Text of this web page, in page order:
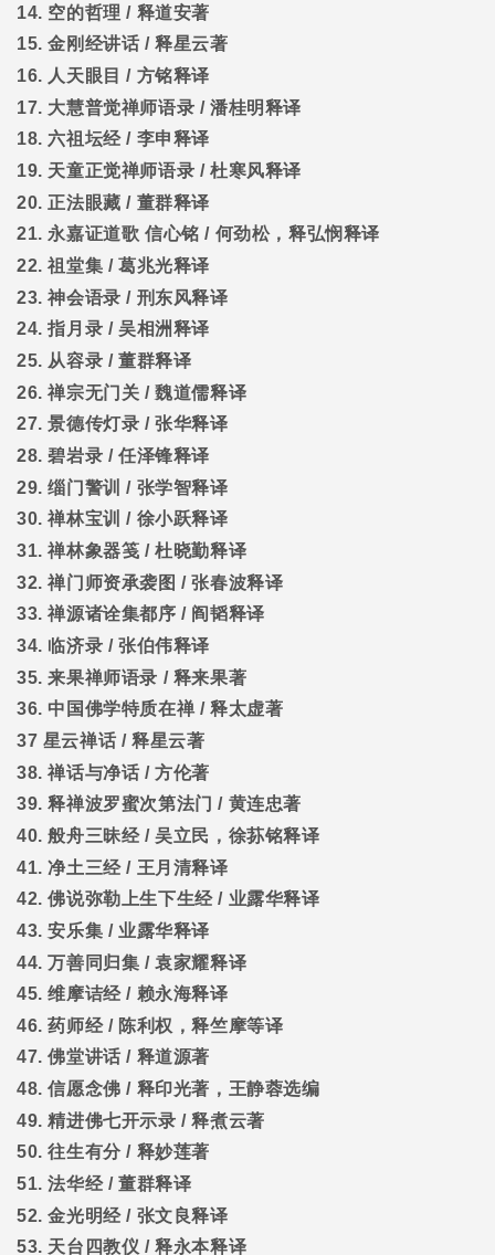
14. 空的哲理 / 释道安著
15.金刚经讲话 /释星云著
16. 人天眼目 / 方铭释译
17. 大慧普觉禅师语录 /潘桂明释译
18. 六祖坛经/ 李申释译
19. 天童正觉禅师语录 /杜寒风释译
20. 正法眼藏 / 董群释译
21.永嘉证道歌 信心铭 / 何劲松，释弘悯释译
22.祖堂集 /葛兆光释译
23.神会语录 / 刑东风释译
24.指月录 /吴相洲释译
25. 从容录 /董群释译
26.禅宗无门关 /魏道儒释译
27.景德传灯录 /张华释译
28.碧岩录 /任泽锋释译
29.缁门警训 / 张学智释译
30.禅林宝训 / 徐小跃释译
31.禅林象器笺 /杜晓勤释译
32.禅门师资承袭图 /张春波释译
33.禅源诸诠集都序 / 阎韬释译
34. 临济录 /张伯伟释译
35.来果禅师语录 / 释来果著
36. 中国佛学特质在禅/释太虚著
37 星云禅话 /释星云著
38.禅话与净话 /方伦著
39.释禅波罗蜜次第法门 / 黄连忠著
40.般舟三昧经/吴立民，徐荪铭释译
41.净土三经/ 王月清释译
42.佛说弥勒上生下生经/ 业露华释译
43.安乐集 /业露华释译
44.万善同归集 /袁家耀释译
45.维摩诘经/ 赖永海释译
46.药师经/ 陈利权，释竺摩等译
47.佛堂讲话 / 释道源著
48.信愿念佛 / 释印光著，王静蓉选编
49.精进佛七开示录 /释煮云著
50.往生有分 / 释妙莲著
51.法华经/董群释译
52.金光明经/ 张文良释译
53. 天台四教仪 /释永本释译